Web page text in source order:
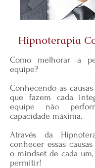
Hipnoterapia
Como melhorar a
equipe?
Conhecendo as
que fazem cada
equipe não
capacidade máxima.
Através da
conhecer essas
o mindset de cada
permitir!